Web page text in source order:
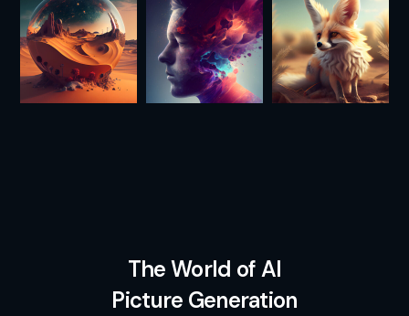
The World of AI
Picture Generation